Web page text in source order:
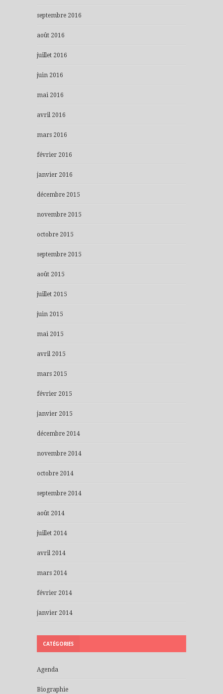
septembre 2016
août 2016
juillet 2016
juin 2016
mai 2016
avril 2016
mars 2016
février 2016
janvier 2016
décembre 2015
novembre 2015
octobre 2015
septembre 2015
août 2015
juillet 2015
juin 2015
mai 2015
avril 2015
mars 2015
février 2015
janvier 2015
décembre 2014
novembre 2014
octobre 2014
septembre 2014
août 2014
juillet 2014
avril 2014
mars 2014
février 2014
janvier 2014
CATÉGORIES
Agenda
Biographie